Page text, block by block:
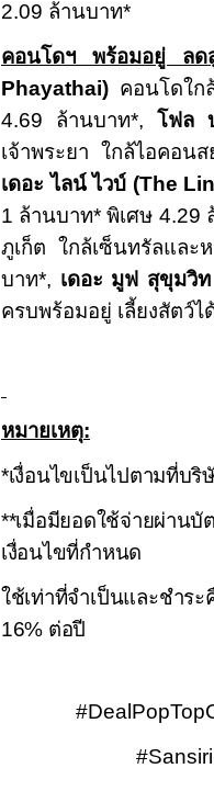
2.09 ล้านบาท*
คอนโดฯ พร้อมอยู่ ล
Phayathai) คอนโดใก
4.69 ล้านบาท*, โฟล
เจ้าพระยา ใกล้ไอคอ
เดอะ ไลน์ ไวบ์ (The
1 ล้านบาท* พิเศษ 4.29
ภูเก็ต ใกล้เซ็นทรัลแล
บาท*, เดอะ มูฟ สุขุมวิ
ครบพร้อมอยู่ เลี้ยงสัตว์
หมายเหตุ:
*เงื่อนไขเป็นไปตามที่บริ
**เมื่อมียอดใช้จ่ายผ่านบั
เงื่อนไขที่กำหนด
ใช้เท่าที่จำเป็นและชำ
16% ต่อปี